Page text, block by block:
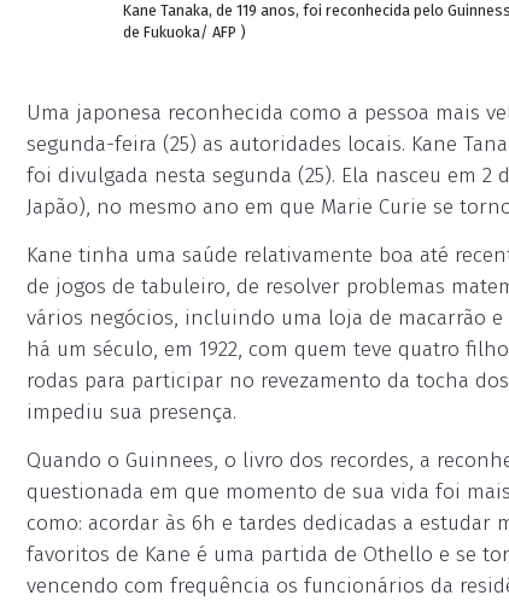
Kane Tanaka, de 119 anos, foi reconhecida pelo
de Fukuoka/ AFP )
Uma japonesa reconhecida como a pessoa mais
segunda-feira (25) as autoridades locais. Kane
foi divulgada nesta segunda (25). Ela nasceu em 2
Japão), no mesmo ano em que Marie Curie se
Kane tinha uma saúde relativamente boa até
de jogos de tabuleiro, de resolver problemas
vários negócios, incluindo uma loja de macarrão e
há um século, em 1922, com quem teve quatro
rodas para participar no revezamento da tocha
impediu sua presença.
Quando o Guinnees, o livro dos recordes, a
questionada em que momento de sua vida foi
como: acordar às 6h e tardes dedicadas a estudar
favoritos de Kane é uma partida de Othello e se
vencendo com frequência os funcionários da